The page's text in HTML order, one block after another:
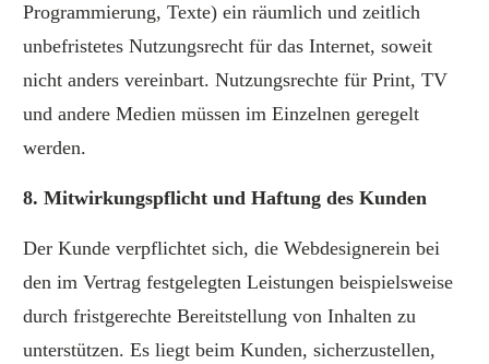
Programmierung, Texte) ein räumlich und zeitlich
unbefristetes Nutzungsrecht für das Internet, soweit
nicht anders vereinbart. Nutzungsrechte für Print, TV
und andere Medien müssen im Einzelnen geregelt
werden.
8. Mitwirkungspflicht und Haftung des Kunden
Der Kunde verpflichtet sich, die Webdesignerein bei
den im Vertrag festgelegten Leistungen beispielsweise
durch fristgerechte Bereitstellung von Inhalten zu
unterstützen. Es liegt beim Kunden, sicherzustellen,